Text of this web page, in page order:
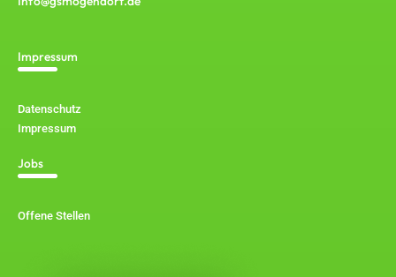
Impressum
Datenschutz
Impressum
Jobs
Offene Stellen